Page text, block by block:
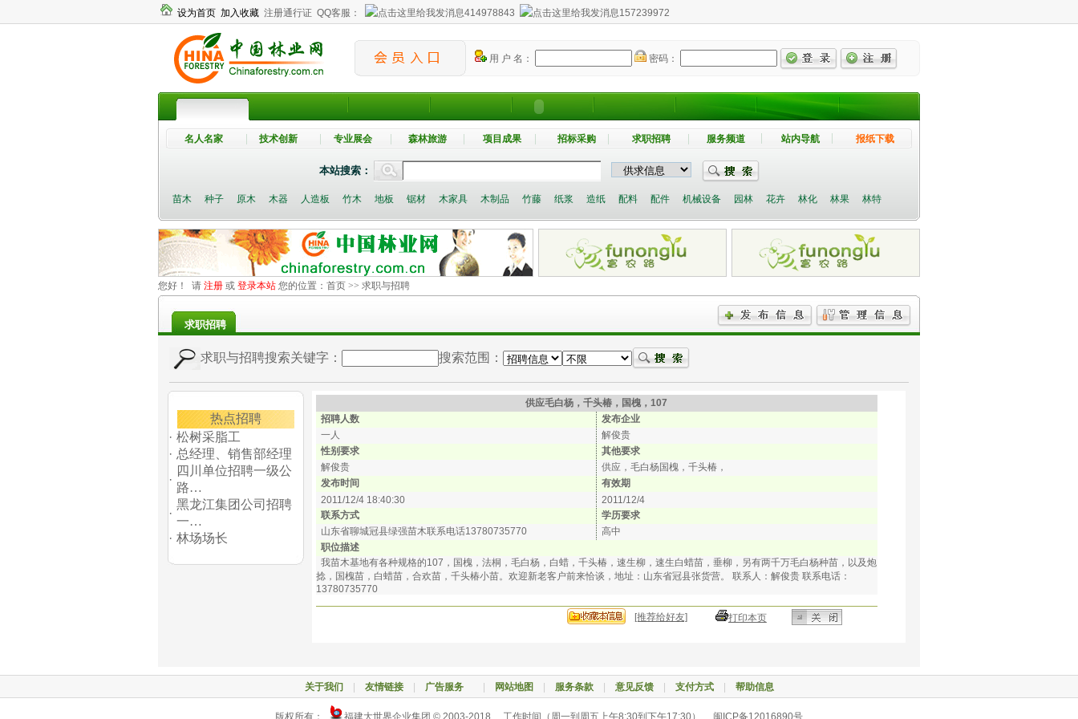
设为首页 加入收藏 注册通行证 QQ客服： 414978843 157239972
用 户 名： 密码：
名人名家 技术创新 专业展会 森林旅游 项目成果 招标采购 求职招聘 服务频道 站内导航 报纸下载
本站搜索：
苗木 种子 原木 木器 人造板 竹木 地板 锯材 木家具 木制品 竹藤 纸浆 造纸 配料 配件 机械设备 园林 花卉 林化 林果 林特
您好！ 请 注册 或 登录本站 您的位置： 首页 >> 求职与招聘
求职招聘
求职与招聘搜索关键字： 搜索范围：
热点招聘
· 松树采脂工
· 总经理、销售部经理
·
四川单位招聘一级公
路…
·
黑龙江集团公司招聘
一…
· 林场场长
供应毛白杨，千头椿，国槐，107
招聘人数
发布企业
一人
解俊贵
性别要求
其他要求
解俊贵
供应，毛白杨国槐，千头椿，
发布时间
有效期
2011/12/4 18:40:30
2011/12/4
联系方式
学历要求
山东省聊城冠县绿强苗木联系电话13780735770
高中
职位描述
我苗木基地有各种规格的107，国槐，法桐，毛白杨，白蜡，千头椿，速生柳，速生白蜡苗，垂柳，另有两千万毛白杨种苗，以及炮
捻，国槐苗，白蜡苗，合欢苗，千头椿小苗。欢迎新老客户前来恰谈，地址：山东省冠县张货营。 联系人：解俊贵 联系电话：
13780735770
[推荐给好友] 打印本页
关于我们 友情链接| 广告服务 网站地图 服务条款| 意见反馈| 支付方式| 帮助信息